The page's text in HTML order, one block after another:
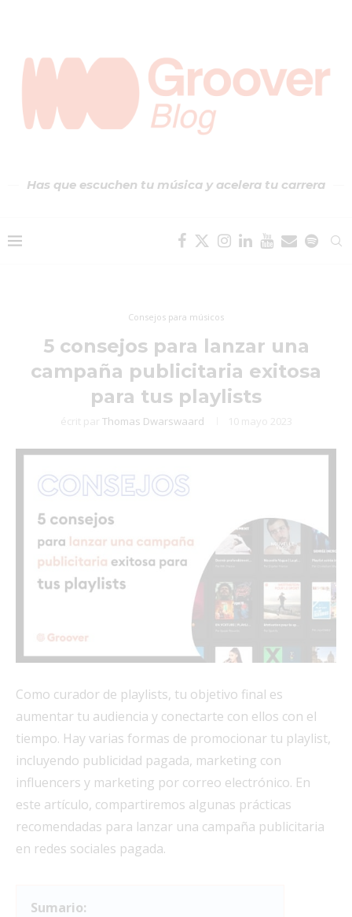
Has que escuchen tu música y acelera tu carrera
Consejos para músicos
5 consejos para lanzar una
campaña publicitaria exitosa
para tus playlists
écrit par Thomas Dwarswaard 10 mayo 2023
Como curador de playlists, tu objetivo final es
aumentar tu audiencia y conectarte con ellos con el
tiempo. Hay varias formas de promocionar tu playlist,
incluyendo publicidad pagada, marketing con
influencers y marketing por correo electrónico. En
este artículo, compartiremos algunas prácticas
recomendadas para lanzar una campaña publicitaria
en redes sociales pagada.
Sumario: